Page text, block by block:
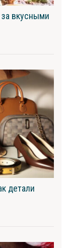
за вкусными
детали